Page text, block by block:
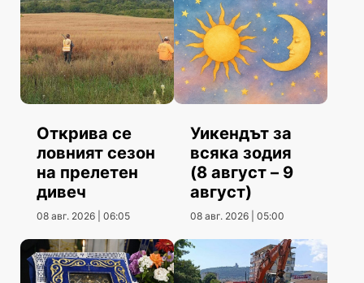
Открива се
ловният сезон
на прелетен
дивеч
08 авг. 2026 | 06:05
Уикендът за
всяка зодия
(8 август – 9
август)
08 авг. 2026 | 05:00